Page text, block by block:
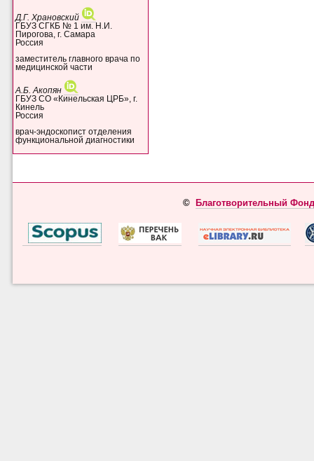
Д.Г. Храновский
ГБУЗ СГКБ № 1 им. Н.И.
Пирогова, г. Самара
Россия
заместитель главного врача по
медицинской части
А.Б. Акопян
ГБУЗ СО «Кинельская ЦРБ», г.
Кинель
Россия
врач-эндоскопист отделения
функциональной диагностики
© Благотворительный